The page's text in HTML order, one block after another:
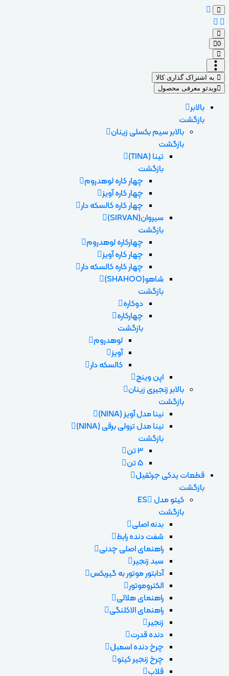
0
به اشتراک گذاری کالا
ویدئو معرفی محصول
بالابر
بازگشت
بالابر سیم بکسلی زینان
بازگشت
تینا (TINA)
بازگشت
چهار کاره لوهدروم
چهار کاره آویز
چهار کاره کالسکه دار
سیروان(SIRVAN)
بازگشت
چهارکاره لوهدروم
چهار کاره آویز
چهار کاره کالسکه دار
شاهو(SHAHOO)
بازگشت
دوکاره
چهارکاره
بازگشت
لوهدروم
آویز
کالسکه دار
اپن وینچ
بالابر زنجیری زینان
بازگشت
نینا مدل آویز (NINA)
نینا مدل ترولی برقی (NINA)
بازگشت
3 تن
5 تن
قطعات یدکی جرثقیل
بازگشت
کیتو مدل ES
بازگشت
بدنه اصلی
شفت دنده رابط
راهنمای اصلی چدنی
سبد زنجیر
آدابتور موتور به گیربکس
الکتروموتور
راهنمای هلالی
راهنمای الاکلنگی
زنجیر
دنده قدرت
چرخ دنده اسمبل
چرخ زنجیر کیتو
قلاب